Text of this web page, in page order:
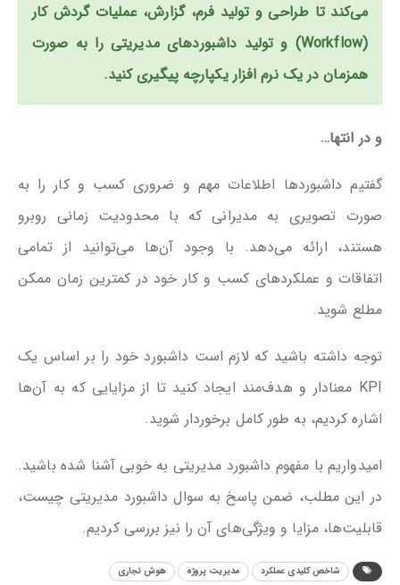
می‌کند تا طراحی و تولید فرم، گزارش، عملیات گردش کار
(Workflow) و تولید داشبوردهای مدیریتی را به صورت
همزمان در یک نرم افزار یکپارچه پیگیری کنید.
و در انتها…
گفتیم داشبوردها اطلاعات مهم و ضروری کسب و کار را به
صورت تصویری به مدیرانی که با محدودیت زمانی روبرو
هستند، ارائه می‌دهد. با وجود آن‌ها می‌توانید از تمامی
اتفاقات و عملکردهای کسب و کار خود در کمترین زمان ممکن
مطلع شوید.
توجه داشته باشید که لازم است داشبورد خود را بر اساس یک
KPI معنادار و هدف‌مند ایجاد کنید تا از مزایایی که به آن‌ها
اشاره کردیم، به طور کامل برخوردار شوید.
امیدواریم با مفهوم داشبورد مدیریتی به خوبی آشنا شده باشید.
در این مطلب، ضمن پاسخ به سوال داشبورد مدیریتی چیست،
قابلیت‌ها، مزایا و ویژگی‌های آن را نیز بررسی کردیم.
شاخص کلیدی عملکرد مدیریت پروژه هوش تجاری